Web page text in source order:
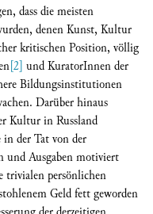
dass die meisten
denen Kunst, Kultur
kritischen Position, völlig
[2] und KuratorInnen der
Bildungsinstitutionen
Darüber hinaus
Kultur in Russland
der Tat von der
Ausgaben motiviert
trivialen persönlichen
Geld fett geworden